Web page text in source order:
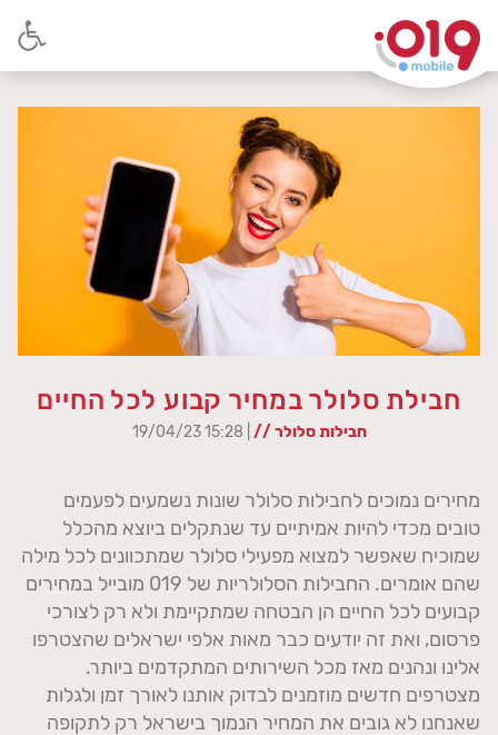
חבילת סלולר במחיר קבוע לכל החיים
חבילות סלולר //
מחירים נמוכים לחבילות סלולר שונות נשמעים לפעמים
טובים מכדי להיות אמיתיים עד שנתקלים ביוצא מהכלל
שמוכיח שאפשר למצוא מפעילי סלולר שמתכוונים לכל מילה
שהם אומרים. החבילות הסלולריות של 019 מובייל במחירים
קבועים לכל החיים הן הבטחה שמתקיימת ולא רק לצורכי
פרסום, ואת זה יודעים כבר מאות אלפי ישראלים שהצטרפו
אלינו ונהנים מאז מכל השירותים המתקדמים ביותר.
מצטרפים חדשים מוזמנים לבדוק אותנו לאורך זמן ולגלות
שאנחנו לא גובים את המחיר הנמוך בישראל רק לתקופה